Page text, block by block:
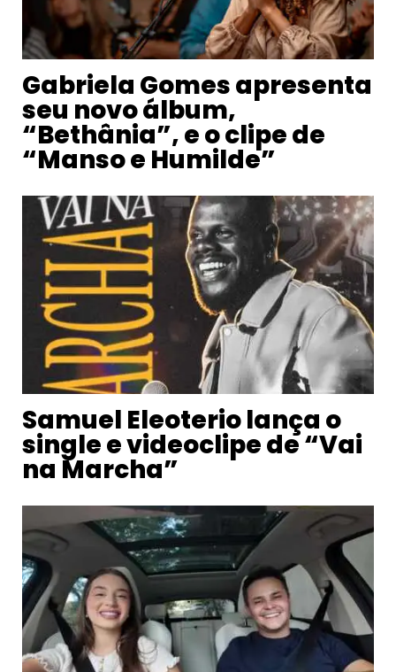
Gabriela Gomes apresenta
seu novo álbum,
“Bethânia”, e o clipe de
“Manso e Humilde”
Samuel Eleoterio lança o
single e videoclipe de “Vai
na Marcha”